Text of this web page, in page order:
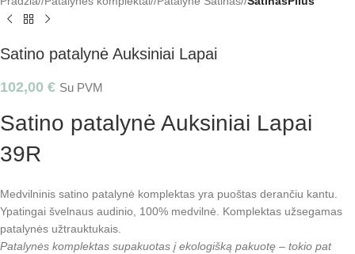
Satino patalynė Auksiniai Lapai
102,00 € Su PVM
Satino patalynė Auksiniai Lapai
39R
Medvilninis satino patalynė komplektas yra puoštas derančiu kantu.
Ypatingai švelnaus audinio, 100% medvilnė. Komplektas užsegamas
patalynės užtrauktukais.
Patalynės komplektas supakuotas į ekologišką pakuotę – tokio pat